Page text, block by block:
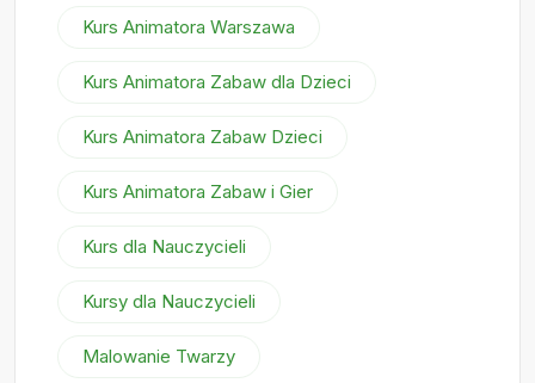
Kurs Animatora Warszawa
Kurs Animatora Zabaw dla Dzieci
Kurs Animatora Zabaw Dzieci
Kurs Animatora Zabaw i Gier
Kurs dla Nauczycieli
Kursy dla Nauczycieli
Malowanie Twarzy